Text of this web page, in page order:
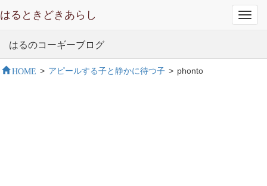
はるときどきあらし
はるのコーギーブログ
HOME > アピールする子と静かに待つ子 > phonto